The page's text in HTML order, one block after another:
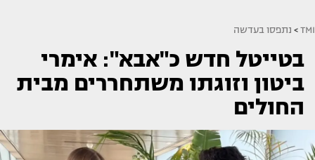
TMI
> נתפסו בעדשה
בטייטל חדש כ"אבא": אימרי
ביטון וזוגתו משתחררים מבית
החולים